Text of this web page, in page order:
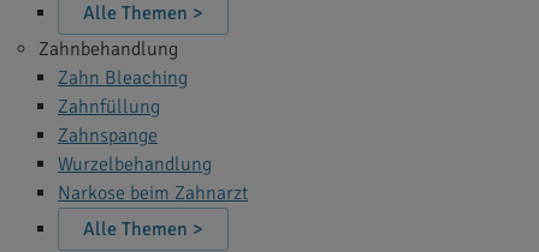
Alle Themen >
Zahnbehandlung
Zahn Bleaching
Zahnfüllung
Zahnspange
Wurzelbehandlung
Narkose beim Zahnarzt
Alle Themen >